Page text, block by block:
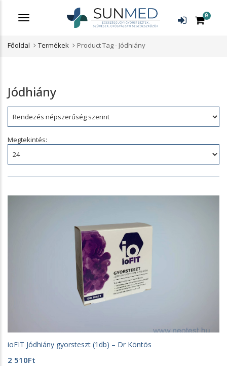
Menü 0
Főoldal Termékek Product Tag - Jódhiány
Jódhiány
Rendezés:
Megtekintés:
ioFIT Jódhiány gyorsteszt (1db) – Dr Köntös
2 510Ft